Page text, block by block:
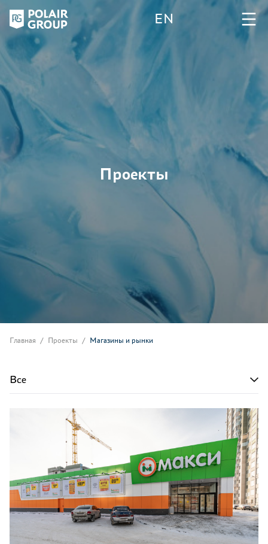
EN
Проекты
Главная Проекты Магазины и рынки
Все
Магазины и рынки
Рестораны и бары
Фастфуды
АЗС
Столовые